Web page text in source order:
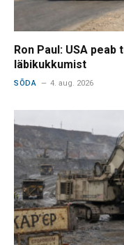
Ron Paul: USA
läbikukkumist
SÕDA 4. aug. 2026